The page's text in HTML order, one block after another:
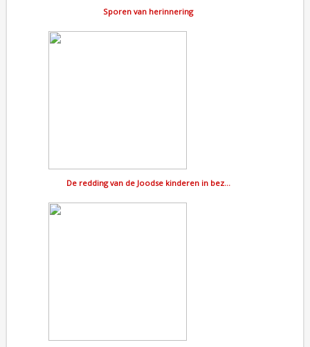
Sporen van herinnering
De redding van de Joodse kinderen in bez…